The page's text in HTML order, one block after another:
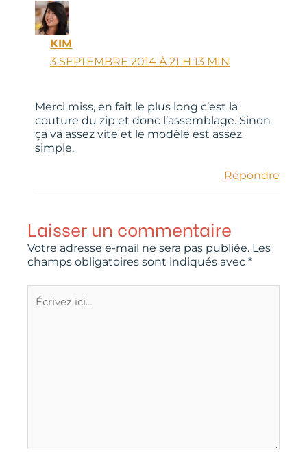
KIM
3 SEPTEMBRE 2014 À 21 H 13 MIN
Merci miss, en fait le plus long c’est la
couture du zip et donc l’assemblage. Sinon
ça va assez vite et le modèle est assez
simple.
Répondre
Laisser un commentaire
Votre adresse e-mail ne sera pas publiée. Les
champs obligatoires sont indiqués avec *
ici…